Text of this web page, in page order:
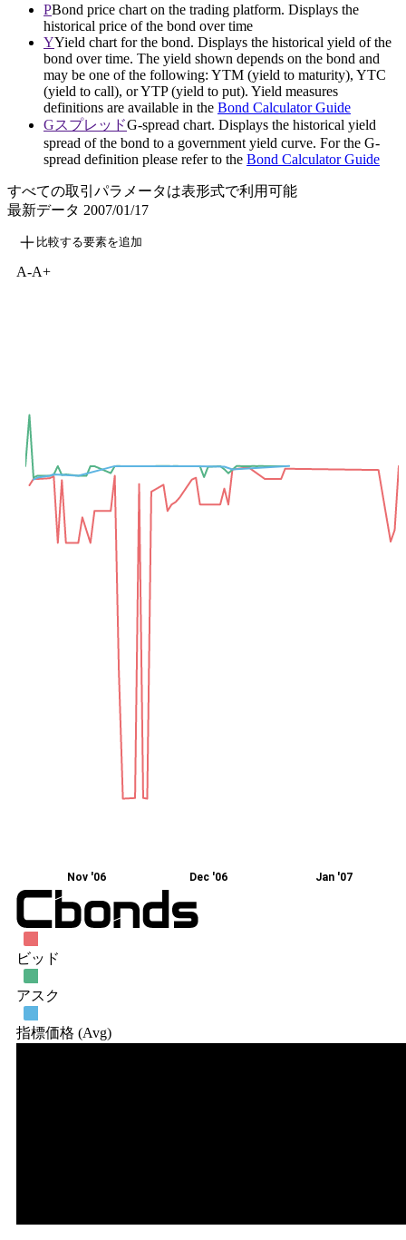
PBond price chart on the trading platform. Displays the
historical price of the bond over time
YYield chart for the bond. Displays the historical yield of the
bond over time. The yield shown depends on the bond and
may be one of the following: YTM (yield to maturity), YTC
(yield to call), or YTP (yield to put). Yield measures
definitions are available in the Bond Calculator Guide
GスプレッドG-spread chart. Displays the historical yield
spread of the bond to a government yield curve. For the G-
spread definition please refer to the Bond Calculator Guide
すべての取引パラメータは表形式で利用可能
最新データ 2007/01/17
比較する要素を追加